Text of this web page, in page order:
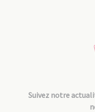
Suivez notre